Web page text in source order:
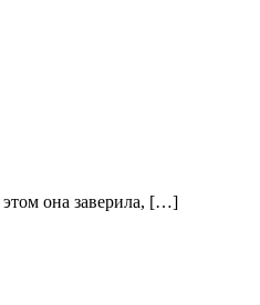
она заверила, […]